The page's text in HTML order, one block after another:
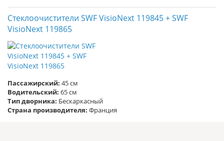
Стеклоочистители SWF VisioNext 119845 + SWF
VisioNext 119865
Пассажирский: 45 см
Водительский: 65 см
Тип дворника: Бескаркасный
Страна производителя: Франция